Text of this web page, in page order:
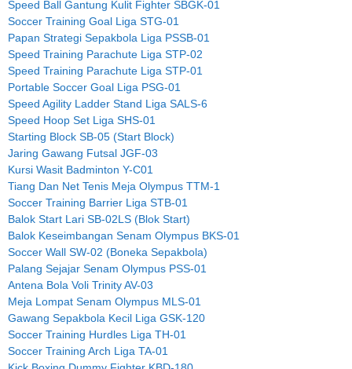
Speed Ball Gantung Kulit Fighter SBGK-01
Soccer Training Goal Liga STG-01
Papan Strategi Sepakbola Liga PSSB-01
Speed Training Parachute Liga STP-02
Speed Training Parachute Liga STP-01
Portable Soccer Goal Liga PSG-01
Speed Agility Ladder Stand Liga SALS-6
Speed Hoop Set Liga SHS-01
Starting Block SB-05 (Start Block)
Jaring Gawang Futsal JGF-03
Kursi Wasit Badminton Y-C01
Tiang Dan Net Tenis Meja Olympus TTM-1
Soccer Training Barrier Liga STB-01
Balok Start Lari SB-02LS (Blok Start)
Balok Keseimbangan Senam Olympus BKS-01
Soccer Wall SW-02 (Boneka Sepakbola)
Palang Sejajar Senam Olympus PSS-01
Antena Bola Voli Trinity AV-03
Meja Lompat Senam Olympus MLS-01
Gawang Sepakbola Kecil Liga GSK-120
Soccer Training Hurdles Liga TH-01
Soccer Training Arch Liga TA-01